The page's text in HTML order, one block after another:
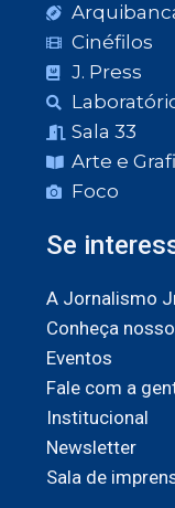
Cinéfilos
J. Press
Sala 33
Arte e
Foco
Se
A Jornalismo
Conheça
Eventos
Fale com a
Institucional
Newsletter
Sala de